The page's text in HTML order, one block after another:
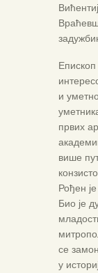
и
првих
више
Рођен
Био је
се
у